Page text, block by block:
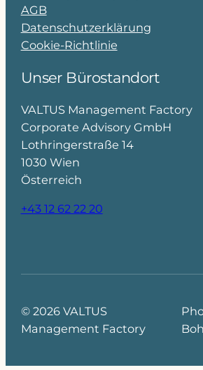
AGB
Datenschutzerklärung
Cookie-Richtlinie
Unser Bürostandort
VALTUS Management Factory
Corporate Advisory GmbH
Lothringerstraße 14
1030 Wien
Österreich
+43 12 62 22 20
© 2026 VALTUS
Management Factory